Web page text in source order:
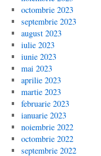
octombrie 2023
septembrie 2023
august 2023
iulie 2023
iunie 2023
mai 2023
aprilie 2023
martie 2023
februarie 2023
ianuarie 2023
noiembrie 2022
octombrie 2022
septembrie 2022